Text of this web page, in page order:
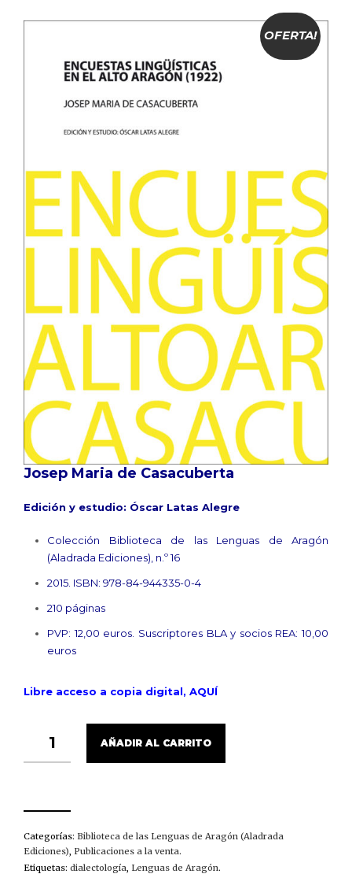
OFERTA!
Josep Maria de Casacuberta
Edición y estudio: Óscar Latas Alegre
Colección Biblioteca de las Lenguas de Aragón
(Aladrada Ediciones), n.º 16
2015. ISBN: 978-84-944335-0-4
210 páginas
PVP: 12,00 euros. Suscriptores BLA y socios REA: 10,00
euros
Libre acceso a copia digital, AQUÍ
EN
CANTIDAD
AÑADIR AL CARRITO
Categorías: Biblioteca de las Lenguas de Aragón (Aladrada
Ediciones) Publicaciones a la venta.
Etiquetas: dialectología Lenguas de Aragón.